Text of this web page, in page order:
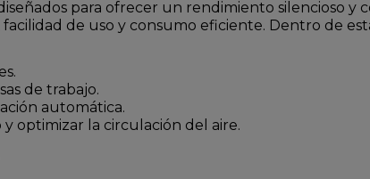
para ofrecer un rendimiento silencioso y
de uso y consumo eficiente. Dentro de
de trabajo.
automática.
optimizar la circulación del aire.